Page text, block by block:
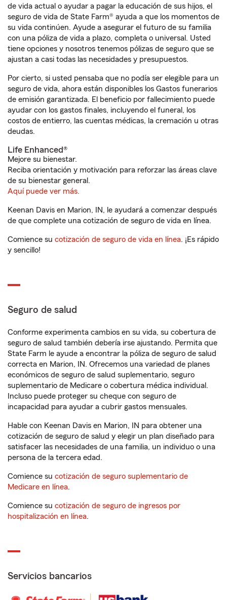
de vida actual o ayudar a pagar la educación de sus hijos, el
seguro de vida de State Farm® ayuda a que los momentos de
su vida continúen. Ayude a asegurar el futuro de su familia
con una póliza de vida a plazo, completa o universal. Usted
tiene opciones y nosotros tenemos pólizas de seguro que se
ajustan a casi todas las necesidades y presupuestos.
Por cierto, si usted pensaba que no podía ser elegible para un
seguro de vida, ahora están disponibles los Gastos funerarios
de emisión garantizada. El beneficio por fallecimiento puede
ayudar con los gastos finales, incluyendo el funeral, los
costos de entierro, las cuentas médicas, la cremación u otras
deudas.
Life Enhanced®
Mejore su bienestar.
Reciba orientación y motivación para reforzar las áreas clave
de su bienestar general.
Aquí puede ver más.
Keenan Davis en Marion, IN, le ayudará a comenzar después
de que complete una cotización de seguro de vida en línea.
Comience su cotización de seguro de vida en línea. ¡Es rápido
y sencillo!
Seguro de salud
Conforme experimenta cambios en su vida, su cobertura de
seguro de salud también debería irse ajustando. Permita que
State Farm le ayude a encontrar la póliza de seguro de salud
correcta en Marion, IN. Ofrecemos una variedad de planes
económicos de seguro de salud suplementario, seguro
suplementario de Medicare o cobertura médica individual.
Incluso puede proteger su cheque con seguro de
incapacidad para ayudar a cubrir gastos mensuales.
Hable con Keenan Davis en Marion, IN para obtener una
cotización de seguro de salud y elegir un plan diseñado para
satisfacer las necesidades de una familia, un individuo o una
persona de la tercera edad.
Comience su cotización de seguro suplementario de
Medicare en línea.
Comience su cotización de seguro de ingresos por
hospitalización en línea.
Servicios bancarios